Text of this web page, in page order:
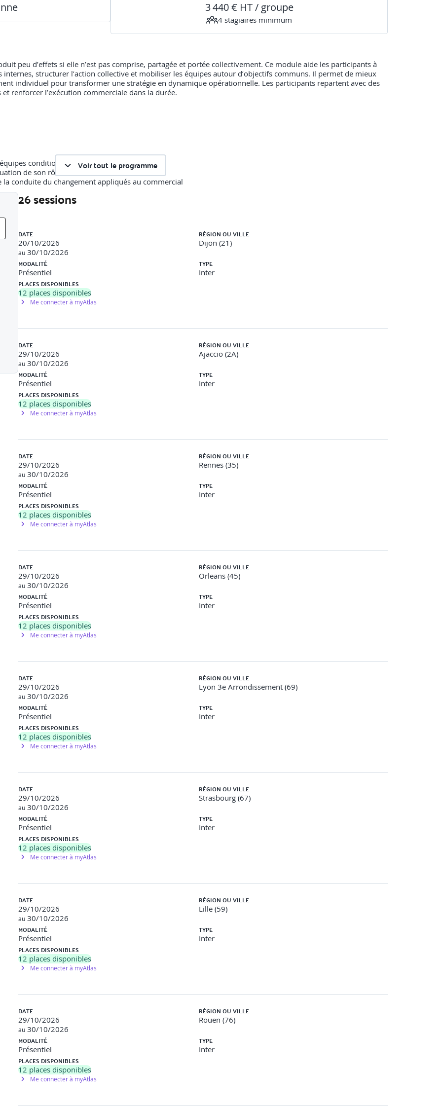
3 440 € HT / groupe
4 stagiaires minimum
peu d’effets si elle n’est pas comprise, partagée et portée collectivement. Ce module aide les participants à
structurer l’action collective et mobiliser les équipes autour d’objectifs communs. Il permet de mieux
individuel pour transformer une stratégie en dynamique opérationnelle. Les participants repartent avec des
renforcer l’exécution commerciale dans la durée.
conditionne la réussite
de son rôle de relais/leader
conduite du changement appliqués au commercial
: dynamique du changement, facteurs de motivation des équipes commerciales
fédérateur (storytelling), discours clair et motivant
: rôle de chacun, plan d'engagement personnel
du manager comme leader, postures de communication impactantes
d'un moment d'embarquement d'équipe
pratique avec bilan
Voir tout le programme
26 sessions
DATE
20/10/2026
au 30/10/2026
RÉGION OU VILLE
Dijon (21)
MODALITÉ
Présentiel
TYPE
Inter
PLACES DISPONIBLES
12 places disponibles
Me connecter à myAtlas
DATE
29/10/2026
au 30/10/2026
RÉGION OU VILLE
Ajaccio (2A)
MODALITÉ
Présentiel
TYPE
Inter
PLACES DISPONIBLES
12 places disponibles
Me connecter à myAtlas
DATE
29/10/2026
au 30/10/2026
RÉGION OU VILLE
Rennes (35)
MODALITÉ
Présentiel
TYPE
Inter
PLACES DISPONIBLES
12 places disponibles
Me connecter à myAtlas
DATE
29/10/2026
au 30/10/2026
RÉGION OU VILLE
Orleans (45)
MODALITÉ
Présentiel
TYPE
Inter
PLACES DISPONIBLES
12 places disponibles
Me connecter à myAtlas
DATE
29/10/2026
au 30/10/2026
RÉGION OU VILLE
Lyon 3e Arrondissement (69)
MODALITÉ
Présentiel
TYPE
Inter
PLACES DISPONIBLES
12 places disponibles
Me connecter à myAtlas
DATE
29/10/2026
au 30/10/2026
RÉGION OU VILLE
Strasbourg (67)
MODALITÉ
Présentiel
TYPE
Inter
PLACES DISPONIBLES
12 places disponibles
Me connecter à myAtlas
DATE
29/10/2026
au 30/10/2026
RÉGION OU VILLE
Lille (59)
MODALITÉ
Présentiel
TYPE
Inter
PLACES DISPONIBLES
12 places disponibles
Me connecter à myAtlas
DATE
29/10/2026
au 30/10/2026
RÉGION OU VILLE
Rouen (76)
MODALITÉ
Présentiel
TYPE
Inter
PLACES DISPONIBLES
12 places disponibles
Me connecter à myAtlas